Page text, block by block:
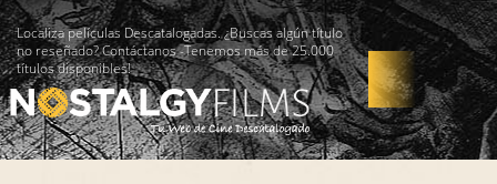
Localiza películas Descatalogadas. ¿Buscas algún título
no reseñado? Contáctanos -Tenemos más de 25.000
títulos disponibles!